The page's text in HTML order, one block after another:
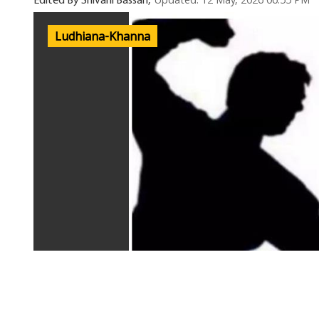
Ludhiana-Khanna